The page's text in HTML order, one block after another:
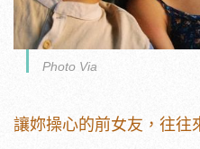
Photo Via
讓妳操心的前女友，往往